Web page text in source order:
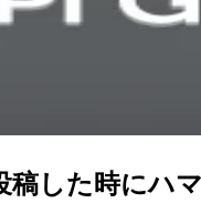
した時にハ